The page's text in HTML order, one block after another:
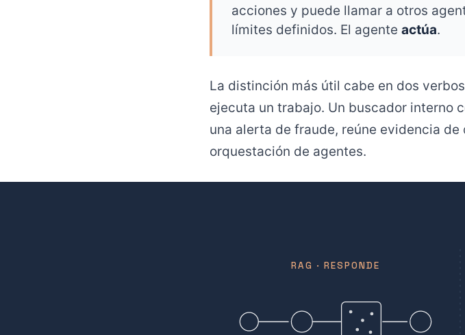
acciones y puede llamar a otros
límites definidos. El agente actúa.
La distinción más útil cabe en dos
ejecuta un trabajo. Un buscador interno
una alerta de fraude, reúne evidencia
orquestación de agentes.
RAG · RESPONDE